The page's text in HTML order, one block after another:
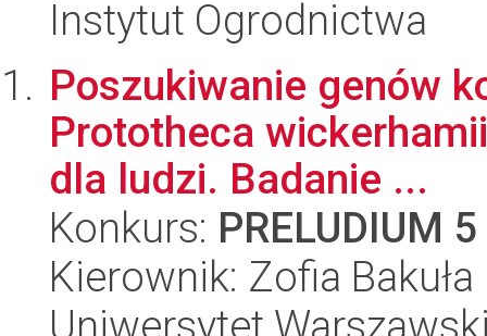
Instytut Ogrodnictwa
Poszukiwanie genów
Prototheca
dla ludzi. Badanie ...
Konkurs: PRELUDIUM 5
Kierownik: Zofia Bakuła
Uniwersytet